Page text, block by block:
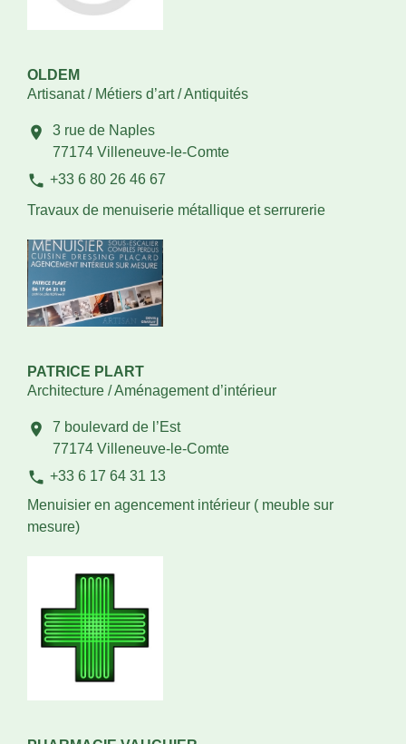
OLDEM
Artisanat / Métiers d’art / Antiquités
location_on
3 rue de Naples
77174 Villeneuve-le-Comte
phone +33 6 80 26 46 67
Travaux de menuiserie métallique et serrurerie
PATRICE PLART
Architecture / Aménagement d’intérieur
location_on
7 boulevard de l’Est
77174 Villeneuve-le-Comte
phone +33 6 17 64 31 13
Menuisier en agencement intérieur ( meuble sur
mesure)